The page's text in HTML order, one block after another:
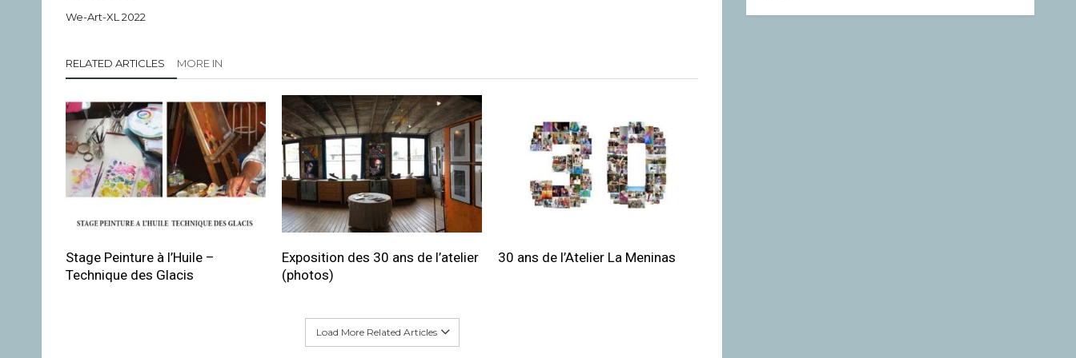
We-Art-XL 2022
RELATED ARTICLES MORE IN
Stage Peinture à l’Huile –
Technique des Glacis
Exposition des 30 ans de l’atelier
(photos)
30 ans de l’Atelier La Meninas
Load More Related Articles